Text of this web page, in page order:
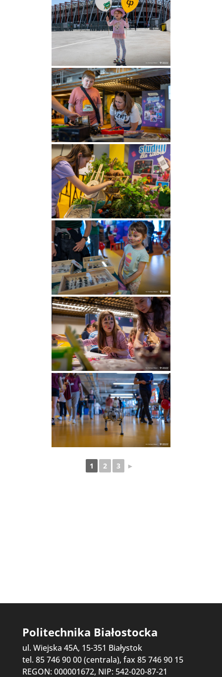
1 2 3 ►
Politechnika Białostocka
ul. Wiejska 45A, 15-351 Białystok
tel. 85 746 90 00 (centrala), fax 85 746 90 15
REGON: 000001672, NIP: 542-020-87-21